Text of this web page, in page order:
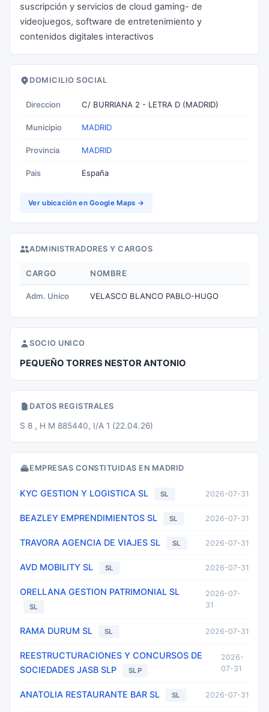
suscripción y servicios de cloud gaming- de
videojuegos, software de entretenimiento y
contenidos digitales interactivos
DOMICILIO SOCIAL
Direccion C/ BURRIANA 2 - LETRA D (MADRID)
Municipio MADRID
Provincia MADRID
Pais España
Ver ubicación en Google Maps →
ADMINISTRADORES Y CARGOS
CARGO NOMBRE
Adm. Unico VELASCO BLANCO PABLO-HUGO
SOCIO UNICO
PEQUEÑO TORRES NESTOR ANTONIO
DATOS REGISTRALES
S 8 , H M 885440, I/A 1 (22.04.26)
EMPRESAS CONSTITUIDAS EN MADRID
KYC GESTION Y LOGISTICA SL SL 2026-07-31
BEAZLEY EMPRENDIMIENTOS SL SL 2026-07-31
TRAVORA AGENCIA DE VIAJES SL SL 2026-07-31
AVD MOBILITY SL SL 2026-07-31
ORELLANA GESTION PATRIMONIAL SL
SL
2026-07-
31
RAMA DURUM SL SL 2026-07-31
REESTRUCTURACIONES Y CONCURSOS DE
SOCIEDADES JASB SLP
SLP
2026-
07-31
ANATOLIA RESTAURANTE BAR SL SL 2026-07-31